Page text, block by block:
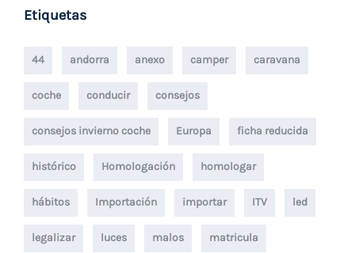
Etiquetas
44 andorra anexo camper caravana
coche conducir consejos
consejos invierno coche Europa ficha reducida
histórico Homologación homologar
hábitos Importación importar ITV led
legalizar luces malos matricula